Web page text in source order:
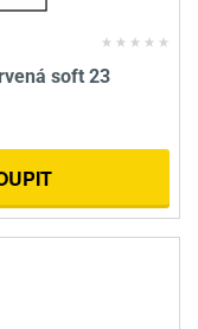
soft 23